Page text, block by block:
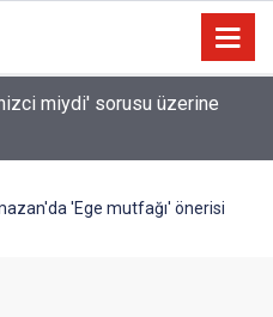
keşfi: Unutulan anılar geri
'Ege mutfağı' önerisi